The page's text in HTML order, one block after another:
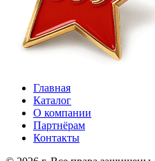
Главная
Каталог
О компании
Партнёрам
Контакты